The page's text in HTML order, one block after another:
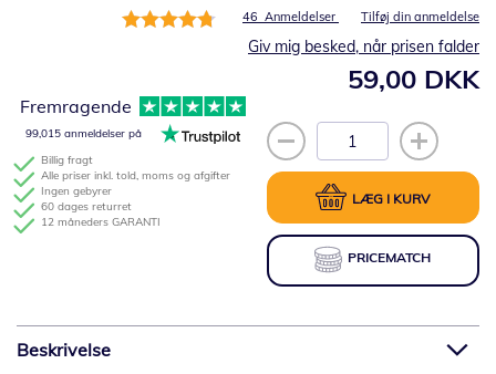
Bedømmelse:
46 Anmeldelser Tilføj din anmeldelse
59,00 DKK
Giv mig besked, når prisen falder
LÆG I KURV
PRICEMATCH
Billig fragt
Alle priser inkl. told, moms og afgifter
Ingen gebyrer
60 dages returret
12 måneders GARANTI
Fremragende
99,015 anmeldelser på
Beskrivelse